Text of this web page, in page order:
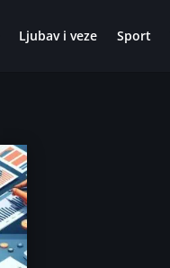
Ljubav i veze Sport